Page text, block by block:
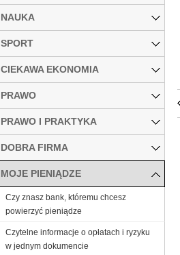
NAUKA
SPORT
CIEKAWA EKONOMIA
PRAWO
PRAWO I PRAKTYKA
DOBRA FIRMA
MOJE PIENIĄDZE
Czy znasz bank, któremu chcesz
powierzyć pieniądze
Czytelne informacje o opłatach i ryzyku
w jednym dokumencie